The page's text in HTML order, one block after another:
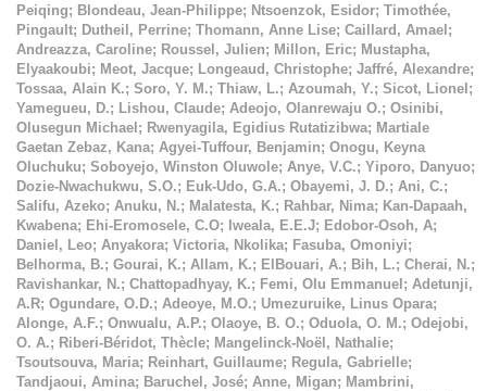
Peiqing; Blondeau, Jean-Philippe; Ntsoenzok, Esidor; Timothée,
Pingault; Dutheil, Perrine; Thomann, Anne Lise; Caillard, Amael ;
Andreazza, Caroline; Roussel, Julien; Millon, Eric; Mustapha,
Elyaakoubi; Meot, Jacque; Longeaud, Christophe; Jaffré, Alexandre;
Tossaa, Alain K.; Soro, Y. M.; Thiaw, L.; Azoumah, Y.; Sicot, Lionel ;
Yamegueu, D.; Lishou, Claude; Adeojo, Olanrewaju O.; Osinibi,
Olusegun Michael ; Rwenyagila, Egidius Rutatizibwa; Martiale
Gaetan Zebaz, Kana; Agyei-Tuffour, Benjamin; Onogu, Keyna
Oluchuku; Soboyejo, Winston Oluwole; Anye, V.C.; Yiporo, Danyuo;
Dozie-Nwachukwu, S.O.; Euk-Udo, G.A.; Obayemi, J. D.; Ani, C.;
Salifu, Azeko; Anuku, N.; Malatesta, K.; Rahbar, Nima; Kan-Dapaah,
Kwabena; Ehi-Eromosele, C.O; Iweala, E.E.J; Edobor-Osoh, A;
Daniel, Leo; Anyakora; Victoria, Nkolika; Fasuba, Omoniyi;
Belhorma, B.; Gourai, K.; Allam, K.; ElBouari, A.; Bih, L.; Cherai, N.;
Ravishankar, N.; Chattopadhyay, K.; Femi, Olu Emmanuel ; Adetunji,
A.R; Ogundare, O.D.; Adeoye, M.O.; Umezuruike, Linus Opara;
Alonge, A.F.; Onwualu, A.P.; Olaoye, B. O.; Oduola, O. M.; Odejobi,
O. A.; Riberi-Béridot, Thècle; Mangelinck-Noël, Nathalie;
Tsoutsouva, Maria; Reinhart, Guillaume; Regula, Gabrielle;
Tandjaoui, Amina; Baruchel, José; Anne, Migan; Mambrini,